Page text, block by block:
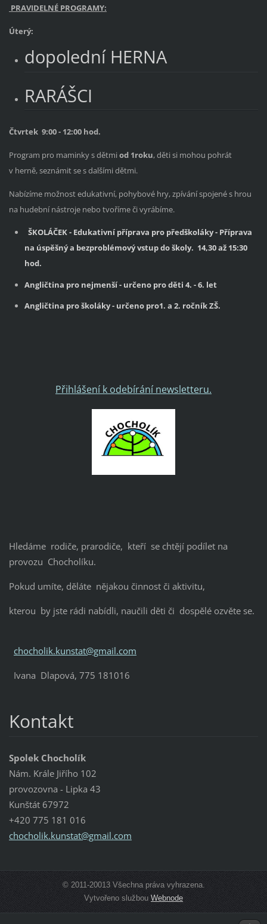
PRAVIDELNÉ PROGRAMY:
Úterý:
dopolední HERNA
RARÁŠCI
Čtvrtek 9:00 - 12:00 hod.
Program pro maminky s dětmi od 1roku, děti si mohou pohrát
v herně, seznámit se s dalšími dětmi.
Nabízíme možnost edukativní, pohybové hry, zpívání spojené s hrou
na hudební nástroje nebo tvoříme či vyrábíme.
ŠKOLÁČEK- Edukativní příprava pro předškoláky - Příprava
na úspěšný a bezproblémový vstup do školy. 14,30 až 15:30
hod.
Angličtina pro nejmenší - určeno pro děti 4. - 6. let
Angličtina pro školáky - určeno pro1. a 2. ročník ZŠ.
Přihlášení k odebírání newsletteru.
Hledáme rodiče, prarodiče, kteří se chtějí podílet na
provozu Chocholíku.
Pokud umíte, děláte nějakou činnost či aktivitu,
kterou by jste rádi nabídli, naučili děti či dospělé ozvěte se.
chocholik.kunstat@gmail.com
Ivana Dlapová, 775 181016
Kontakt
Spolek Chocholík
Nám. Krále Jiřího 102
provozovna - Lipka 43
Kunštát 67972
+420 775 181 016
chocholik.kunstat@gmail.com
© 2011-20013 Všechna práva vyhrazena.
Vytvořeno službou Webnode